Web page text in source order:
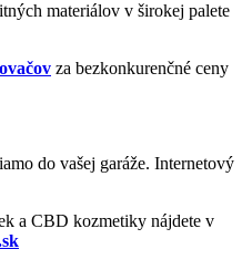
materiálov v širokej palete
za bezkonkurenčné ceny
do vašej garáže. Internetový
a CBD kozmetiky nájdete v